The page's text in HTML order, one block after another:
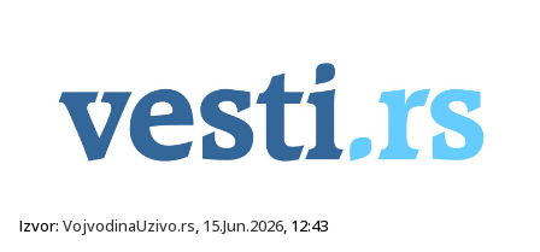
Izvor: VojvodinaUzivo.rs, 15.Jun.2026, 12:43